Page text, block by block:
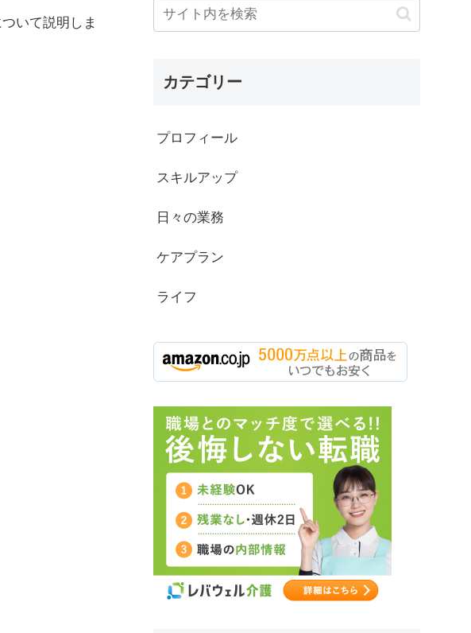
いて説明しま
カテゴリー
プロフィール
スキルアップ
日々の業務
ケアプラン
ライフ